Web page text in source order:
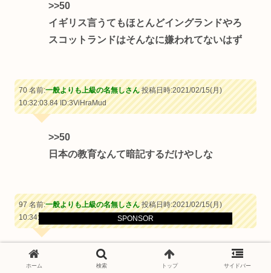
SPONSOR
>>50
イギリス言うてもほとんどイングランドやろ
スコットランドはそんなに嫌われてないはず
70 名前:一般よりも上級の名無しさん投稿日時:2021/02/15(月)
10:32:03.84ID:3ViHraMud
>>50
日本の教育なんて暗記するだけやしな
97 名前:一般よりも上級の名無しさん投稿日時:2021/02/15(月)
10:34:11.67
二枚舌外交ってかいとるからな
ホーム 検索 トップ サイドバー